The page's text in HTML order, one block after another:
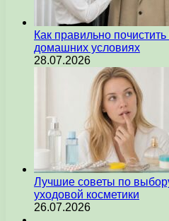
Как правильно
домашних условиях
28.07.2026
Лучшие советы по
уходовой косметики
26.07.2026